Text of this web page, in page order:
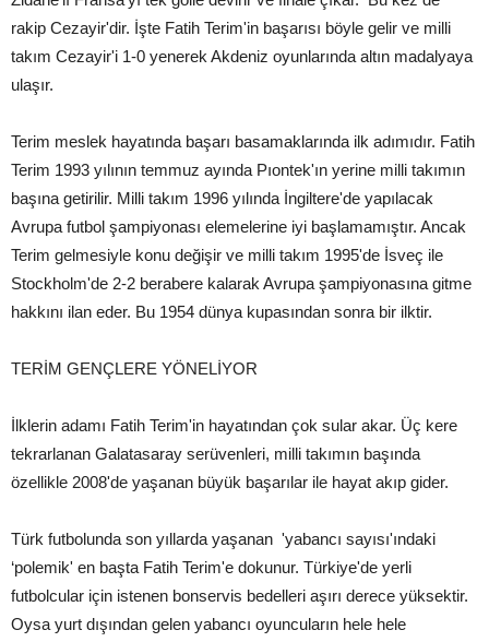
rakip Cezayir'dir. İşte Fatih Terim'in başarısı böyle gelir ve milli
takım Cezayir'i 1-0 yenerek Akdeniz oyunlarında altın madalyaya
ulaşır.
Terim meslek hayatında başarı basamaklarında ilk adımıdır. Fatih
Terim 1993 yılının temmuz ayında Pıontek'ın yerine milli takımın
başına getirilir. Milli takım 1996 yılında İngiltere'de yapılacak
Avrupa futbol şampiyonası elemelerine iyi başlamamıştır. Ancak
Terim gelmesiyle konu değişir ve milli takım 1995'de İsveç ile
Stockholm'de 2-2 berabere kalarak Avrupa şampiyonasına gitme
hakkını ilan eder. Bu 1954 dünya kupasından sonra bir ilktir.
TERİM GENÇLERE YÖNELİYOR
İlklerin adamı Fatih Terim'in hayatından çok sular akar. Üç kere
tekrarlanan Galatasaray serüvenleri, milli takımın başında
özellikle 2008'de yaşanan büyük başarılar ile hayat akıp gider.
Türk futbolunda son yıllarda yaşanan 'yabancı sayısı'ındaki
‘polemik' en başta Fatih Terim'e dokunur. Türkiye'de yerli
futbolcular için istenen bonservis bedelleri aşırı derece yüksektir.
Oysa yurt dışından gelen yabancı oyuncuların hele hele